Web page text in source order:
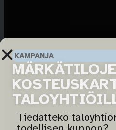
KAMPANJA
Tiedättekö